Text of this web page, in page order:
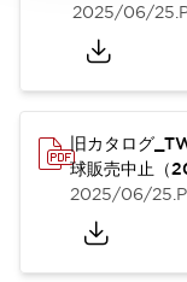
2025/06/25
旧カタログ
球販売中止（
2025/06/25